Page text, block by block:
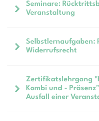
Seminare:
Veranstaltung
Selbstlernaufgaben:
Widerrufsrecht
Zertifikatslehrgang
Kombi und -
Ausfall einer